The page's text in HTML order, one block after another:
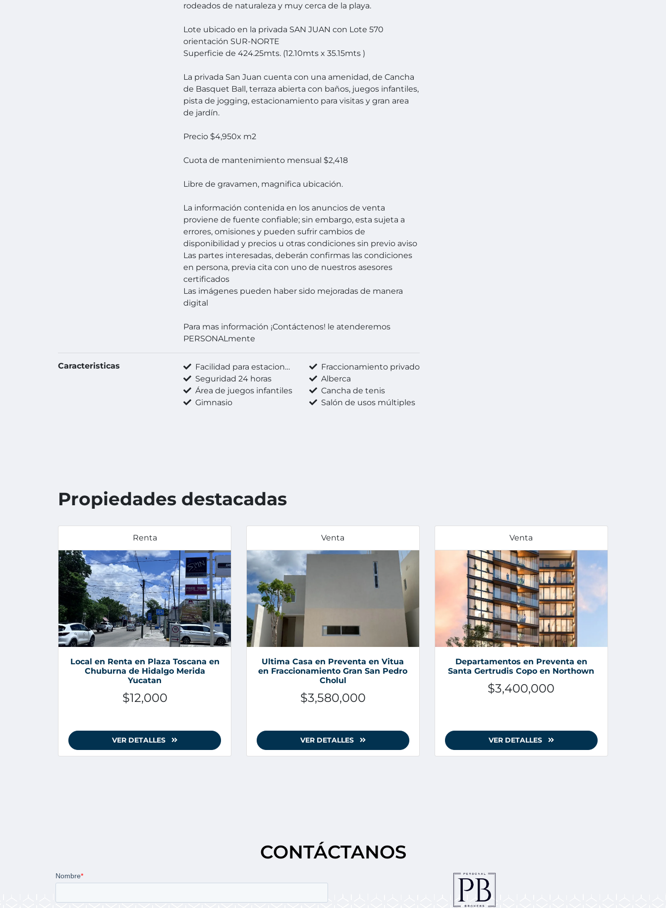
rodeados de naturaleza y muy cerca de la playa.
Lote ubicado en la privada SAN JUAN con Lote 570
orientación SUR-NORTE
Superficie de 424.25mts. (12.10mts x 35.15mts )
La privada San Juan cuenta con una amenidad, de Cancha
de Basquet Ball, terraza abierta con baños, juegos infantiles,
pista de jogging, estacionamiento para visitas y gran area
de jardín.
Precio $4,950x m2
Cuota de mantenimiento mensual $2,418
Libre de gravamen, magnifica ubicación.
La información contenida en los anuncios de venta
proviene de fuente confiable; sin embargo, esta sujeta a
errores, omisiones y pueden sufrir cambios de
disponibilidad y precios u otras condiciones sin previo aviso
Las partes interesadas, deberán confirmas las condiciones
en persona, previa cita con uno de nuestros asesores
certificados
Las imágenes pueden haber sido mejoradas de manera
digital
Para mas información ¡Contáctenos! le atenderemos
PERSONALmente
Caracteristicas Facilidad para estacionarse
Fraccionamiento privado
Seguridad 24 horas
Alberca
Área de juegos infantiles
Cancha de tenis
Gimnasio
Salón de usos múltiples
Propiedades destacadas
Renta
Local en Renta en Plaza Toscana en
Chuburna de Hidalgo Merida
Yucatan
$12,000
VER DETALLES
Venta
Ultima Casa en Preventa en Vitua
en Fraccionamiento Gran San Pedro
Cholul
$3,580,000
VER DETALLES
Venta
Departamentos en Preventa en
Santa Gertrudis Copo en Northown
$3,400,000
VER DETALLES
CONTÁCTANOS